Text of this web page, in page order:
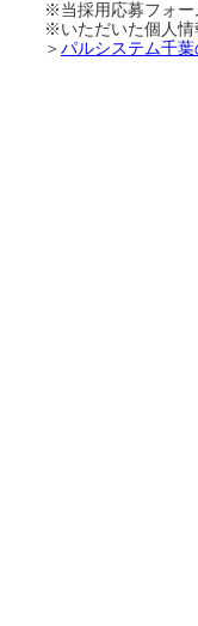
※当採用応募フォー
※いただいた個人情
＞ パルシステム千